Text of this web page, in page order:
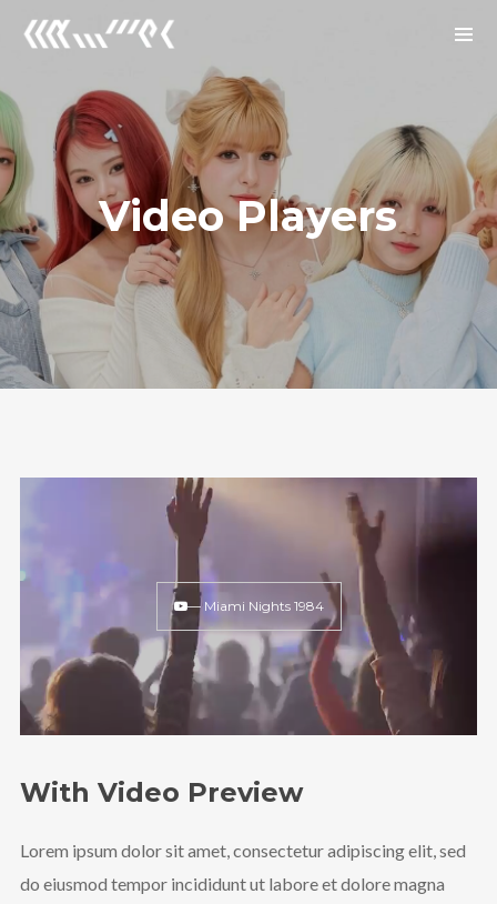
Archives
2026년 1월
2025년 12월
2025년 7월
Categories
Uncategorized
We are Decibel
We’re a rock band from NYC. Vestibulum
facilisis, purus nec pulvinar iaculis, ligula
Video Players
— Miami Nights 1984
With Video Preview
Lorem ipsum dolor sit amet, consectetur adipiscing elit, sed
do eiusmod tempor incididunt ut labore et dolore magna